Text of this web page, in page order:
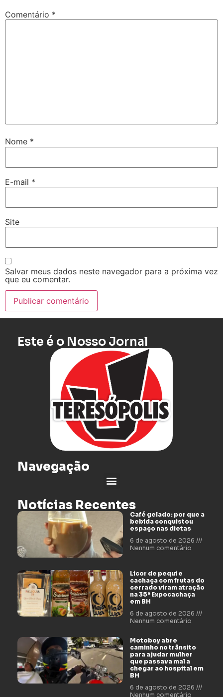
Comentário *
Nome *
E-mail *
Site
Salvar meus dados neste navegador para a próxima vez
que eu comentar.
Este é o Nosso Jornal
Navegação
Notícias Recentes
Café gelado: por que a
bebida conquistou
espaço nas dietas
6 de agosto de 2026
Nenhum comentário
Licor de pequi e
cachaça com frutas do
cerrado viram atração
na 35ª Expocachaça
em BH
6 de agosto de 2026
Nenhum comentário
Motoboy abre
caminho no trânsito
para ajudar mulher
que passava mal a
chegar ao hospital em
BH
6 de agosto de 2026
Nenhum comentário